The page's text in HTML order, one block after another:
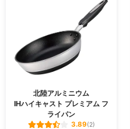
北陸アルミニウム
IHハイキャスト プレミアム フ
ライパン
3.89(2)